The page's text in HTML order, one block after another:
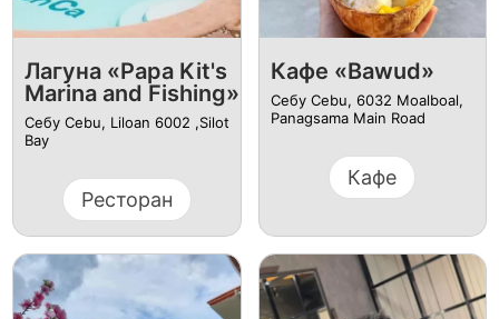
Лагуна «Papa Kit's
Marina and Fishing»
Себу Cebu, Liloan 6002 ,Silot
Bay
Ресторан
Кафе «Bawud»
Себу Cebu, 6032 Moalboal,
Panagsama Main Road
Кафе